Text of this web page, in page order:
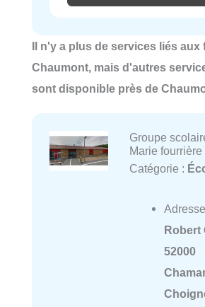
Il n'y a plus de services liés
Chaumont, mais d'autres
sont disponible près de
Groupe
Marie fourrière
Catégorie :
Robert
52000